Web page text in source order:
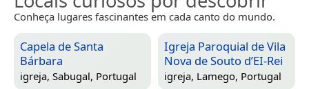
Conheça lugares fascinantes em cada canto do mundo.
Capela de Santa
Bárbara
igreja, Sabugal, Portugal
Igreja Paroquial de Vila
Nova de Souto d’EI-Rei
igreja, Lamego, Portugal